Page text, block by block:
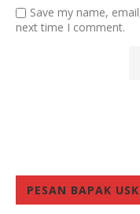
Save my name,
next time I comment.
PESAN BAPAK